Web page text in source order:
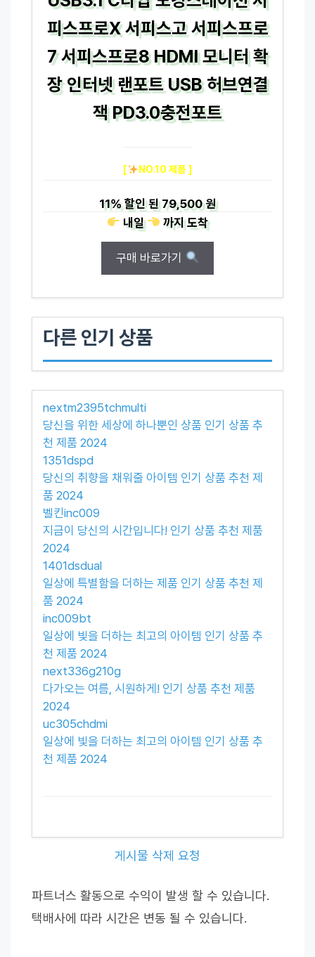
피스프로X 서피스고 서피스프로
7 서피스프로8 HDMI 모니터 확
장 인터넷 랜포트 USB 허브연결
잭 PD3.0충전포트
[ NO.10 제품 ]
11%할인 된79,500 원
내일
까지도착
구매 바로가기
다른 인기 상품
nextm2395tchmulti
당신을 위한 세상에 하나뿐인 상품 인기 상품 추
천 제품 2024
1351dspd
당신의 취향을 채워줄 아이템 인기 상품 추천 제
품 2024
벨킨inc009
지금이 당신의 시간입니다! 인기 상품 추천 제품
2024
1401dsdual
일상에 특별함을 더하는 제품 인기 상품 추천 제
품 2024
inc009bt
일상에 빛을 더하는 최고의 아이템 인기 상품 추
천 제품 2024
next336g210g
다가오는 여름, 시원하게! 인기 상품 추천 제품
2024
uc305chdmi
일상에 빛을 더하는 최고의 아이템 인기 상품 추
천 제품 2024
게시물 삭제 요청
파트너스 활동으로 수익이 발생 할 수 있습니다.
택배사에 따라 시간은 변동 될 수 있습니다.